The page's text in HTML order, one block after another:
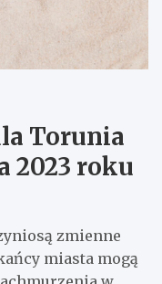
Torunia
2023 roku
zmienne
miasta mogą